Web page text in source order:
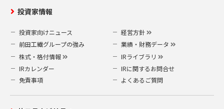
投資家情報
投資家向けニュース
経営方針
前田工繊グループの強み
業績・財務データ
株式・格付情報
IRライブラリ
IRカレンダー
IRに関するお問合せ
免責事項
よくあるご質問